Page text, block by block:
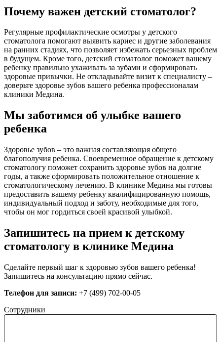
Почему важен детский стоматолог?
Регулярные профилактические осмотры у детского
стоматолога помогают выявить кариес и другие заболевания
на ранних стадиях, что позволяет избежать серьезных проблем
в будущем. Кроме того, детский стоматолог поможет вашему
ребенку правильно ухаживать за зубами и сформировать
здоровые привычки. Не откладывайте визит к специалисту –
доверьте здоровье зубов вашего ребенка профессионалам
клиники Медина.
Мы заботимся об улыбке вашего
ребенка
Здоровье зубов – это важная составляющая общего
благополучия ребенка. Своевременное обращение к детскому
стоматологу поможет сохранить здоровье зубов на долгие
годы, а также сформировать положительное отношение к
стоматологическому лечению. В клинике Медина мы готовы
предоставить вашему ребенку квалифицированную помощь,
индивидуальный подход и заботу, необходимые для того,
чтобы он мог гордиться своей красивой улыбкой.
Запишитесь на прием к детскому
стоматологу в клинике Медина
Сделайте первый шаг к здоровью зубов вашего ребенка!
Запишитесь на консультацию прямо сейчас.
Телефон для записи: +7 (499) 702-00-05
Сотрудники